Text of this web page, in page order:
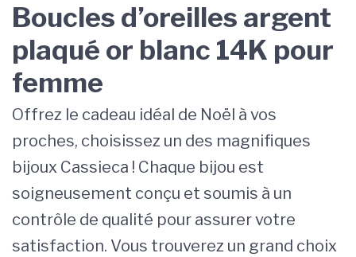
Boucles d’oreilles argent
plaqué or blanc 14K pour
femme
Offrez le cadeau idéal de Noël à vos
proches, choisissez un des magnifiques
bijoux Cassieca ! Chaque bijou est
soigneusement conçu et soumis à un
contrôle de qualité pour assurer votre
satisfaction. Vous trouverez un grand choix